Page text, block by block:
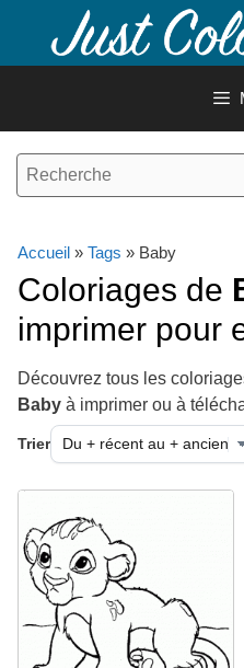
contenu
Accueil » Tags » Baby
Coloriages de
imprimer pour
Découvrez tous les
Baby à imprimer ou à
Trier